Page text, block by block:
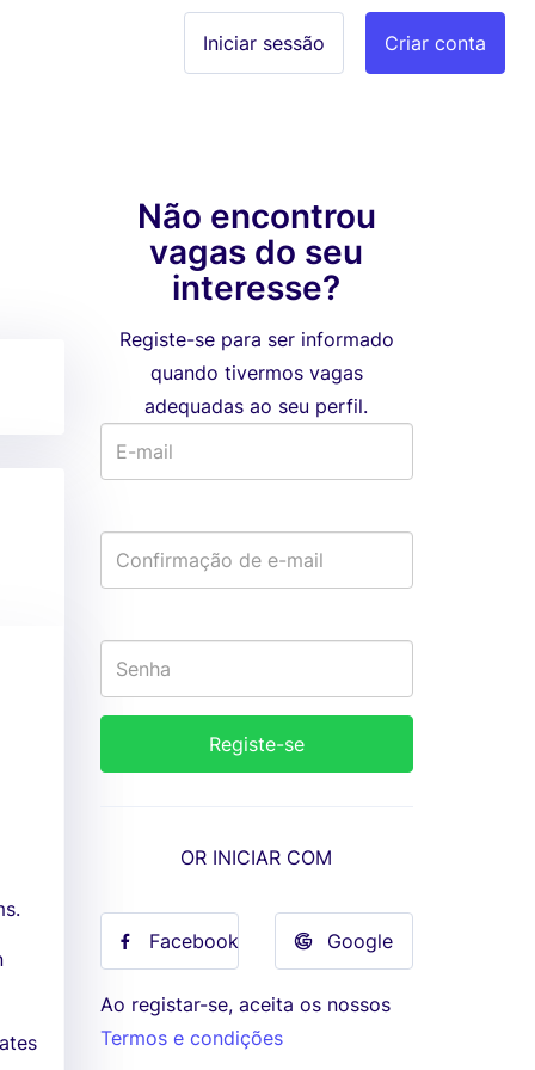
Criar conta
Iniciar sessão
Não encontrou
vagas do seu
interesse?
Registe-se para ser informado
quando tivermos vagas
adequadas ao seu perfil.
OR INICIAR COM
Facebook Google
Ao registar-se, aceita os nossos
Termos e condições